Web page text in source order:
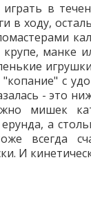
в
в ходу,
манке
с
- это
мишек
а
всегда
И